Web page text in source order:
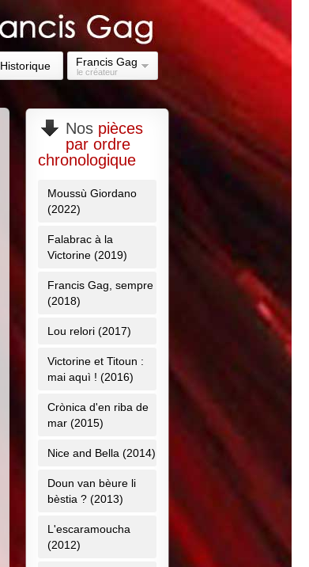
Historique Francis Gag
le créateur
Nospièces
par ordre
chronologique
Moussù Giordano
(2022)
Falabrac à la
Victorine (2019)
Francis Gag, sempre
(2018)
Lou relori (2017)
Victorine et Titoun :
mai aquì ! (2016)
Crònica d'en riba de
mar (2015)
Nice and Bella (2014)
Doun van bèure li
bèstia ? (2013)
L'escaramoucha
(2012)